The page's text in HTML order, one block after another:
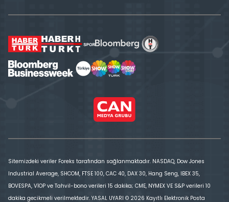
Sitemizdeki veriler Foreks tarafından sağlanmaktadır. NASDAQ, Dow Jones
Industrial Average, SHCOM, FTSE 100, CAC 40, DAX 30, Hang Seng, IBEX 35,
BOVESPA, VİOP ve Tahvil-bono verileri 15 dakika; CME, NYMEX VE S&P verileri 10
dakika gecikmeli verilmektedir. YASAL UYARI © 2026 Kayıtlı Elektronik Posta